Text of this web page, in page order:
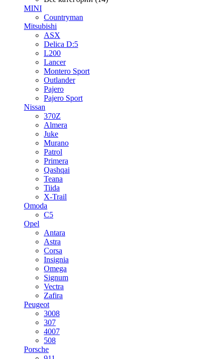
MINI
Countryman
Mitsubishi
ASX
Delica D:5
L200
Lancer
Montero Sport
Outlander
Pajero
Pajero Sport
Nissan
370Z
Almera
Juke
Murano
Patrol
Primera
Qashqai
Teana
Tiida
X-Trail
Omoda
C5
Opel
Antara
Astra
Corsa
Insignia
Omega
Signum
Vectra
Zafira
Peugeot
3008
307
4007
508
Porsche